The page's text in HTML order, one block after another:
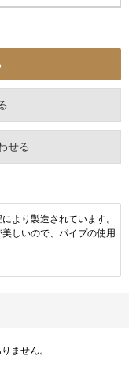
せる
より製造されています。
しいので、パイプの使用
ません。